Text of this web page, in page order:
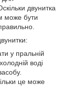
двунитка
може бути
у пральній
воді
це може